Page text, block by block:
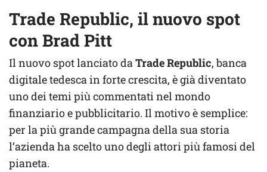
Trade Republic, il nuovo spot
con Brad Pitt
Il nuovo spot lanciato da Trade Republic, banca
digitale tedesca in forte crescita, è già diventato
uno dei temi più commentati nel mondo
finanziario e pubblicitario. Il motivo è semplice:
per la più grande campagna della sua storia
l’azienda ha scelto uno degli attori più famosi del
pianeta.